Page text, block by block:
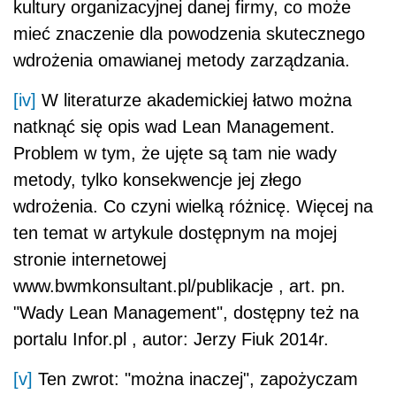
kultury organizacyjnej danej firmy, co może
mieć znaczenie dla powodzenia skutecznego
wdrożenia omawianej metody zarządzania.
[iv] W literaturze akademickiej łatwo można
natknąć się opis wad Lean Management.
Problem w tym, że ujęte są tam nie wady
metody, tylko konsekwencje jej złego
wdrożenia. Co czyni wielką różnicę. Więcej na
ten temat w artykule dostępnym na mojej
stronie internetowej
www.bwmkonsultant.pl/publikacje , art. pn.
"Wady Lean Management", dostępny też na
portalu Infor.pl , autor: Jerzy Fiuk 2014r.
[v] Ten zwrot: "można inaczej", zapożyczam